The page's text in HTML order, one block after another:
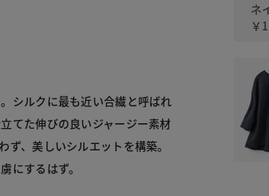
シルクに最も近い合繊と呼ばれ
てた伸びの良いジャージー素材
、美しいシルエットを構築。
にするはず。
ネ
￥